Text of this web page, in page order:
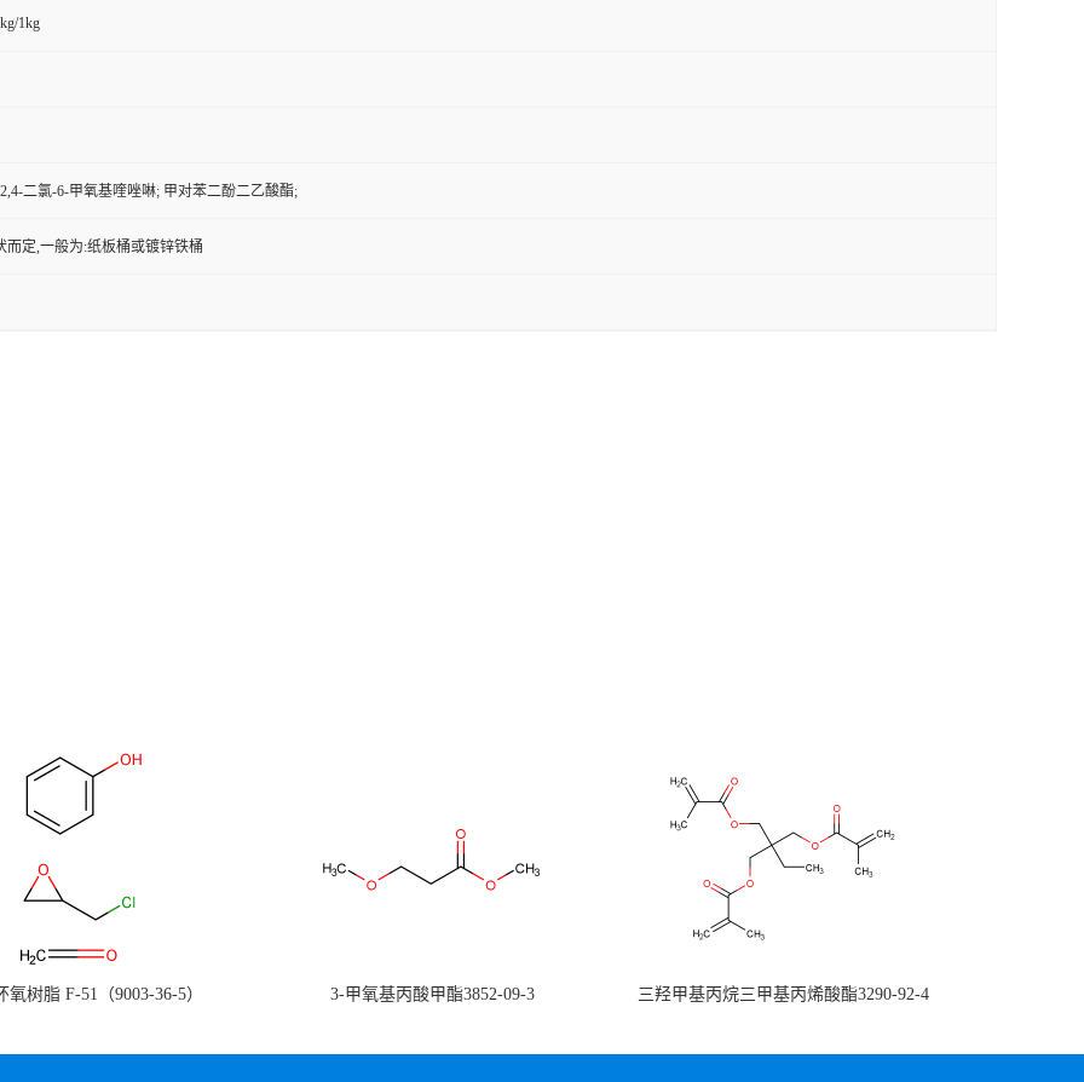
1kg
二氯-6-甲氧基喹唑啉; 甲对苯二酚二乙酸酯;
而定,一般为:纸板桶或镀锌铁桶
氧树脂 F-51（9003-36-5） 3-甲氧基丙酸甲酯3852-09-3 三羟甲基丙烷三甲基丙烯酸酯3290-92-4